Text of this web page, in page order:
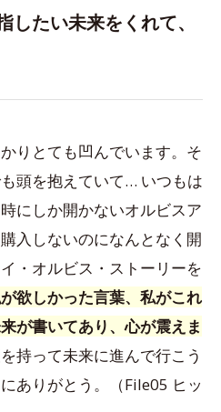
たい未来をくれて、
りとても凹んでいます。そ
頭を抱えていて… いつもは
にしか開かないオルビスア
入しないのになんとなく開
・オルビス・ストーリーを
欲しかった言葉、私がこれ
が書いてあり、心が震えま
持って未来に進んで行こう
ありがとう。（File05 ヒッ